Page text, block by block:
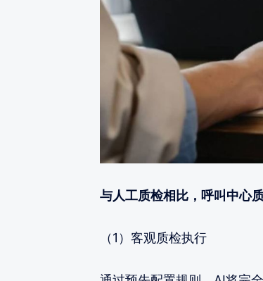
与人工质检相比，呼叫中心
（1）客观质检执行